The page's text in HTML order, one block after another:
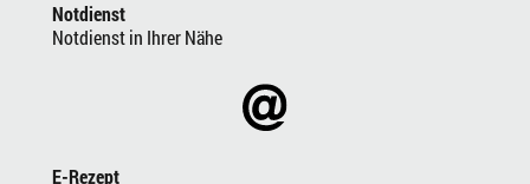
Notdienst
Notdienst in Ihrer Nähe
E-Rezept